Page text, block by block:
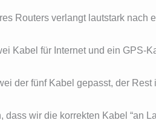
Routers verlangt lautstark
Kabel für Internet und ein GPS-
der fünf Kabel gepasst, der
dass wir die korrekten Kabel “an